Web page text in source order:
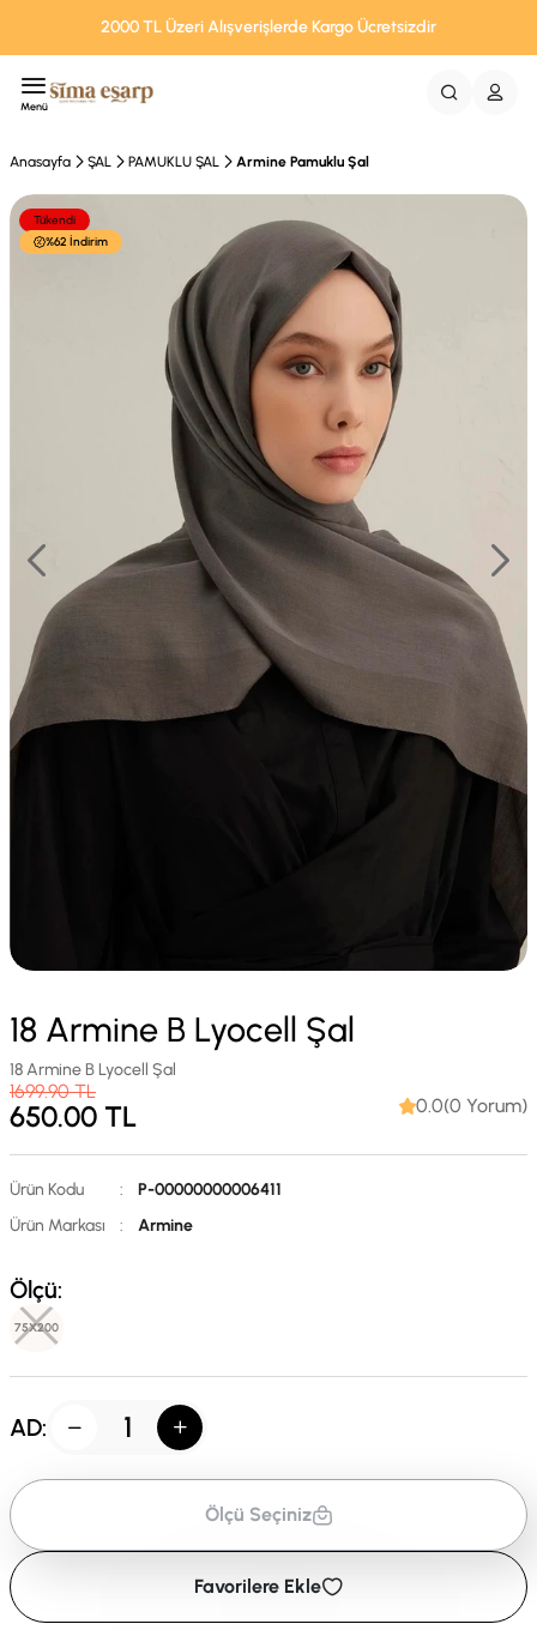
2000 TL Üzeri Alışverişlerde Kargo Ücretsizdir
Menü
Anasayfa ŞAL PAMUKLU ŞAL Armine Pamuklu Şal
Tükendi
%62 İndirim
18 Armine B Lyocell Şal
18 Armine B Lyocell Şal
1699.90TL
650.00 TL 0.0(0 Yorum)
Ürün Kodu :
P-00000000006411
Ürün Markası
: Armine
Ölçü:
75X200
AD:
Ölçü Seçiniz
Favorilere Ekle